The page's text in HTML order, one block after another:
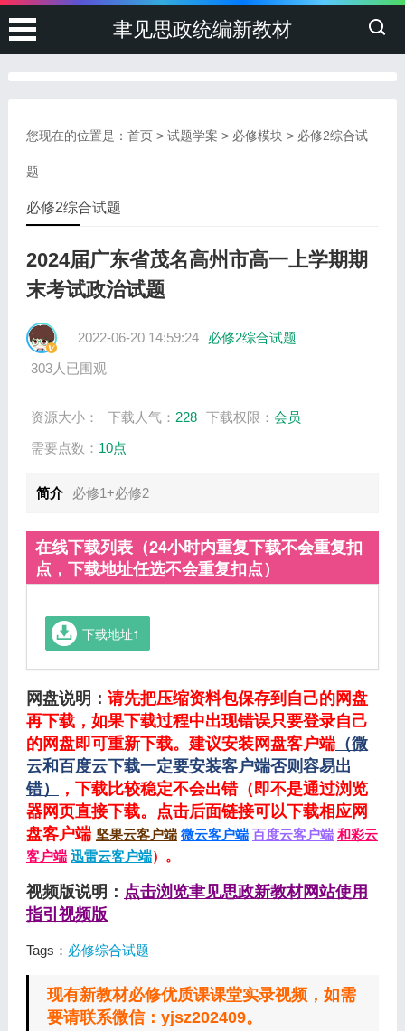
聿见思政统编新教材
您现在的位置是： 首页> 试题学案 > 必修模块> 必修2综合试
题
必修2综合试题
2024届广东省茂名高州市高一上学期期
末考试政治试题
2022-06-20 14:59:24
必修2综合试题
303人已围观
资源大小： 下载人气： 228 下载权限： 会员
需要点数： 10点
简介 必修1+必修2
在线下载列表（24小时内重复下载不会重复扣
点，下载地址任选不会重复扣点）
下载地址1
网盘说明： 请先把压缩资料包保存到自己的网盘
再下载，如果下载过程中出现错误只要登录自己
的网盘即可重新下载。建议安装网盘客户端（微
云和百度云下载一定要安装客户端否则容易出
错）
，下载比较稳定不会出错（即不是通过浏览
器网页直接下载。点击后面链接可以下载相应网
盘客户端 坚果云客户端 微云客户端 百度云客户端 和彩云
客户端 迅雷云客户端）。
视频版说明： 点击浏览聿见思政新教材网站使用
指引视频版
Tags： 必修综合试题
现有新教材必修优质课课堂实录视频，如需
要请联系微信：yjsz202409。